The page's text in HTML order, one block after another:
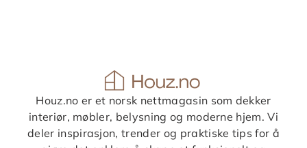
Houz.no er et norsk nettmagasin som dekker
interiør, møbler, belysning og moderne hjem. Vi
deler inspirasjon, trender og praktiske tips for å